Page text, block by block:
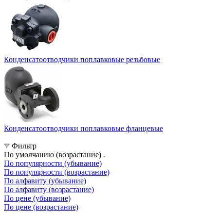
Конденсатоотводчики поплавковые резьбовые
Конденсатоотводчики поплавковые фланцевые
Фильтр
По умолчанию (возрастание)
По популярности (убывание)
По популярности (возрастание)
По алфавиту (убывание)
По алфавиту (возрастание)
По цене (убывание)
По цене (возрастание)